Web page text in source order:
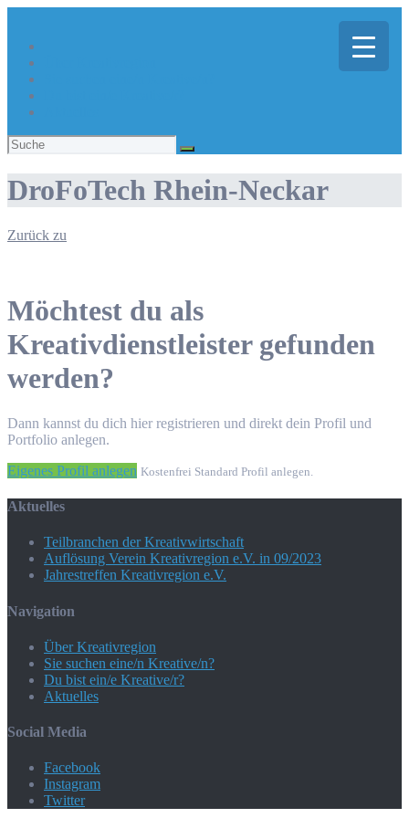
Suchen
nach:
DroFoTech Rhein-Neckar
Zurück zu
Möchtest du als
Kreativdienstleister gefunden
werden?
Dann kannst du dich hier registrieren und direkt dein Profil und
Portfolio anlegen.
Eigenes Profil anlegen Kostenfrei Standard Profil anlegen.
Aktuelles
Teilbranchen der Kreativwirtschaft
Auflösung Verein Kreativregion e.V. in 09/2023
Jahrestreffen Kreativregion e.V.
Navigation
Über Kreativregion
Sie suchen eine/n Kreative/n?
Du bist ein/e Kreative/r?
Aktuelles
Social Media
Facebook
Instagram
Twitter